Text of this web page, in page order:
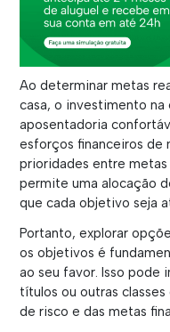
Ao determinar metas
casa, o investimento na
aposentadoria
esforços financeiros de
prioridades entre
permite uma alocação
que cada objetivo seja
Portanto, explorar
os objetivos é
ao seu favor. Isso pode
títulos ou outras
de risco e das metas